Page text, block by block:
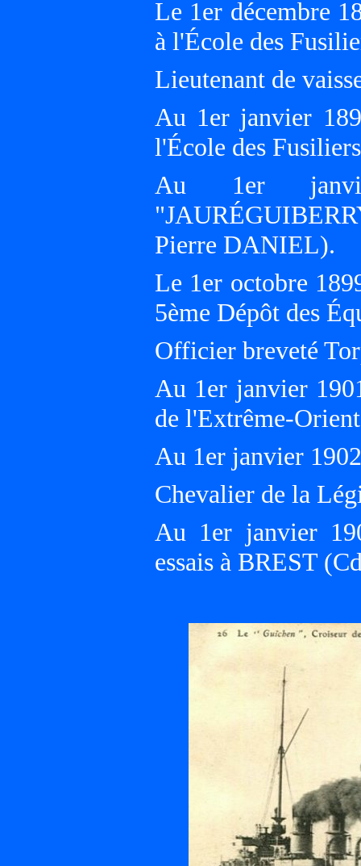
Le 1er décembre
à l'École des
Lieutenant de
Au 1er janvier
l'École des
Au 1er
Pierre DANIEL).
Le 1er octobre
5ème Dépôt des
Officier breveté
Au 1er janvier
de l'Extrême-
Au 1er janvier
Chevalier de la
Au 1er janvier
essais à BREST